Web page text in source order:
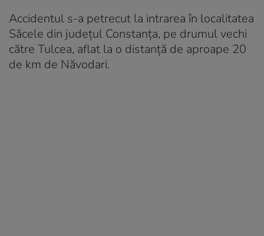
Accidentul s-a petrecut la intrarea în localitatea
Săcele din județul Constanța, pe drumul vechi
către Tulcea, aflat la o distanță de aproape 20
de km de Năvodari.